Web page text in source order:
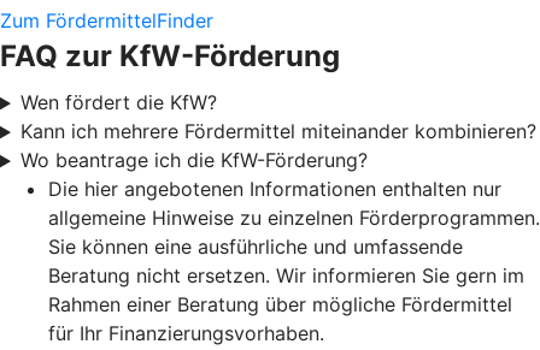
Zum FördermittelFinder
FAQ zur KfW-Förderung
Wen fördert die KfW?
Kann ich mehrere Fördermittel miteinander kombinieren?
Wo beantrage ich die KfW-Förderung?
Die hier angebotenen Informationen enthalten nur
allgemeine Hinweise zu einzelnen Förderprogrammen.
Sie können eine ausführliche und umfassende
Beratung nicht ersetzen. Wir informieren Sie gern im
Rahmen einer Beratung über mögliche Fördermittel
für Ihr Finanzierungsvorhaben.